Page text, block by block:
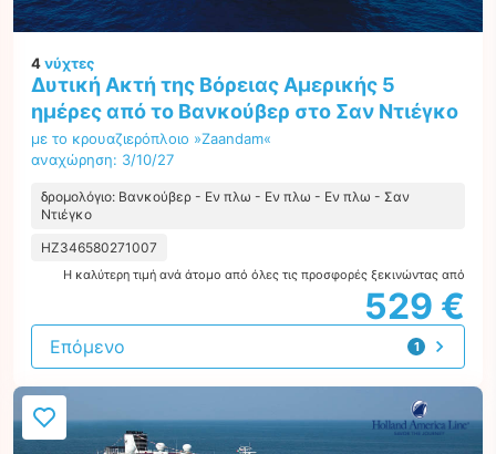
4νύχτες
Δυτική Ακτή της Βόρειας Αμερικής 5
ημέρες από το Βανκούβερ στο Σαν Ντιέγκο
με το κρουαζιερόπλοιο »Zaandam«
αναχώρηση: 3/10/27
δρομολόγιο: Βανκούβερ - Εν πλω - Εν πλω - Εν πλω - Σαν
Ντιέγκο
HZ346580271007
Η καλύτερη τιμή ανά άτομο από όλες τις προσφορές ξεκινώντας από
529 €
1
προσφορά
Επόμενο